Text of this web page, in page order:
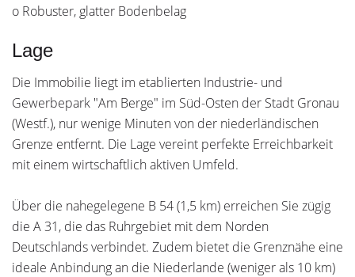
o Robuster, glatter Bodenbelag
Lage
Die Immobilie liegt im etablierten Industrie- und
Gewerbepark "Am Berge" im Süd-Osten der Stadt Gronau
(Westf.), nur wenige Minuten von der niederländischen
Grenze entfernt. Die Lage vereint perfekte Erreichbarkeit
mit einem wirtschaftlich aktiven Umfeld.
Über die nahegelegene B 54 (1,5 km) erreichen Sie zügig
die A 31, die das Ruhrgebiet mit dem Norden
Deutschlands verbindet. Zudem bietet die Grenznähe eine
ideale Anbindung an die Niederlande (weniger als 10 km)